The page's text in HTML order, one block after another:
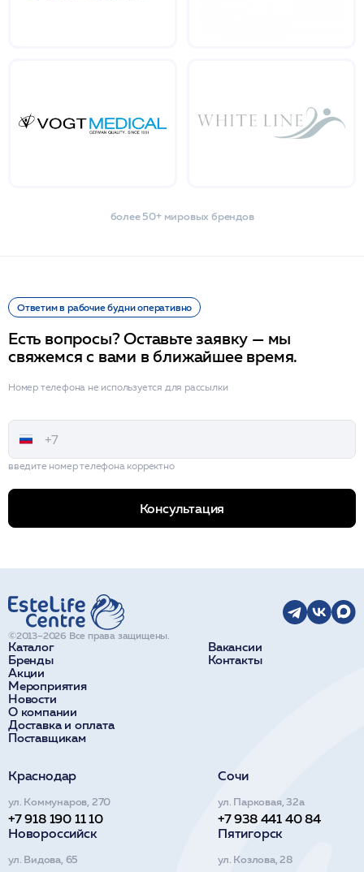
более 50+ мировых брендов
Ответим в рабочие будни оперативно
Есть вопросы? Оставьте заявку — мы
свяжемся с вами в ближайшее время.
Номер телефона не используется для рассылки
введите номер телефона корректно
Консультация
Каталог
Бренды
Акции
Мероприятия
Новости
О компании
Доставка и оплата
Поставщикам
Вакансии
Контакты
©2013–2026 Все права защищены.
Краснодар
ул. Коммунаров, 270
+7 918 190 11 10
Сочи
ул. Парковая, 32а
+7 938 441 40 84
Новороссийск
ул. Видова, 65
Пятигорск
ул. Козлова, 28